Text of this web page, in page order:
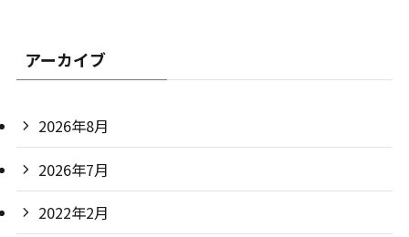
アーカイブ
2026年8月
2026年7月
2022年2月